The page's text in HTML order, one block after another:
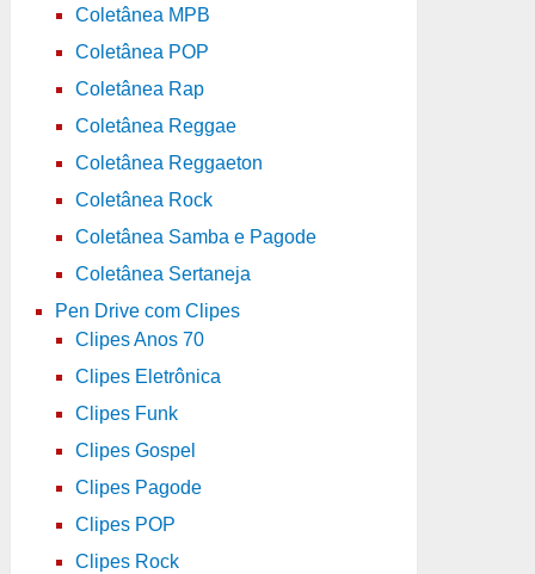
Coletânea MPB
Coletânea POP
Coletânea Rap
Coletânea Reggae
Coletânea Reggaeton
Coletânea Rock
Coletânea Samba e Pagode
Coletânea Sertaneja
Pen Drive com Clipes
Clipes Anos 70
Clipes Eletrônica
Clipes Funk
Clipes Gospel
Clipes Pagode
Clipes POP
Clipes Rock